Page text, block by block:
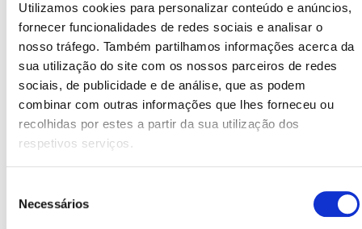
Utilizamos cookies para personalizar conteúdo e anúncios,
fornecer funcionalidades de redes sociais e analisar o
nosso tráfego. Também partilhamos informações acerca da
sua utilização do site com os nossos parceiros de redes
sociais, de publicidade e de análise, que as podem
combinar com outras informações que lhes forneceu ou
recolhidas por estes a partir da sua utilização dos
respetivos serviços.
Necessários
Pratica exercício físico regularmente.
Quando consultar um
médico?
Embora as dores de cabeça menstruais sejam comuns,
deves consultar um profissional se:
persistentes.